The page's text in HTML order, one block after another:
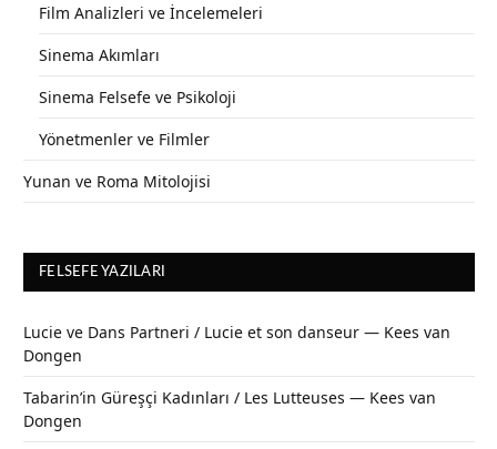
Film Analizleri ve İncelemeleri
Sinema Akımları
Sinema Felsefe ve Psikoloji
Yönetmenler ve Filmler
Yunan ve Roma Mitolojisi
FELSEFE YAZILARI
Lucie ve Dans Partneri / Lucie et son danseur — Kees van
Dongen
Tabarin’in Güreşçi Kadınları / Les Lutteuses — Kees van
Dongen